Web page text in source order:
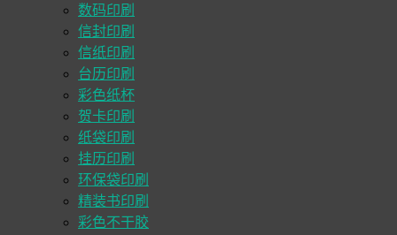
数码印刷
信封印刷
信纸印刷
台历印刷
彩色纸杯
贺卡印刷
纸袋印刷
挂历印刷
环保袋印刷
精装书印刷
彩色不干胶